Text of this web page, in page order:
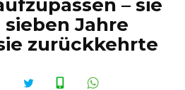
– sie
Jahre
zurückkehrte